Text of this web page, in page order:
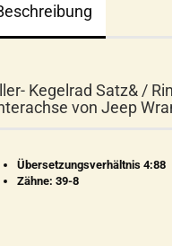
Kegelrad Satz& /
von Jeep
Übersetzungsverhältnis 4:88
Zähne: 39-8